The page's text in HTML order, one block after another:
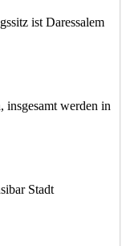
ist Daressalem
insgesamt werden in
Stadt